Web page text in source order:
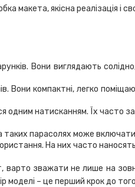
макета, якісна реалізація
Вони виглядають
компактні, легко
одним натисканням. Їх
парасолях може включати
На них часто
зважати не лише на
моделі – це перший крок до